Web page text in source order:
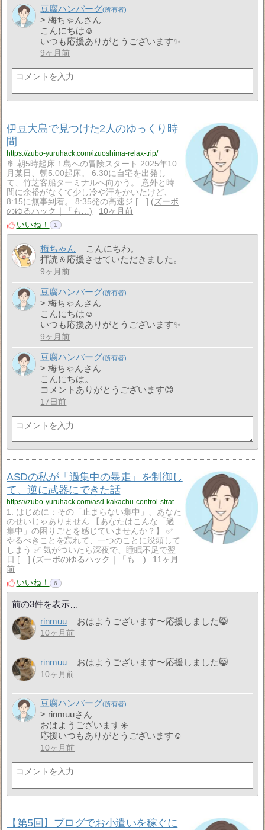
豆腐ハンバーグ
> 梅ちゃんさん
こんにちは☺️
いつも応援ありがとうございます✨
9ヶ月前
伊豆大島で見つけた2人のゆっくり時
間
https://zubo-yuruhack.com/izuoshima-relax-trip/
🚢 朝5時起床！島への冒険スタート 2025年10
月某日、朝5:00起床。 6:30に自宅を出発し
て、竹芝客船ターミナルへ向かう。 意外と時
間に余裕がなくて少し冷や汗をかいたけど、
8:15に無事到着。 8:35発の高速ジ […]
ズーボ
のゆるハック｜「も…
10ヶ月前
いいね！
1
梅ちゃん
こんにちわ。
拝読＆応援させていただきました。
9ヶ月前
豆腐ハンバーグ
> 梅ちゃんさん
こんにちは☺️
いつも応援ありがとうございます✨
9ヶ月前
豆腐ハンバーグ
> 梅ちゃんさん
こんにちは。
コメントありがとうございます😊
17日前
ASDの私が「過集中の暴走」を制御し
て、逆に武器にできた話
https://zubo-yuruhack.com/asd-kakachu-control-strategy/
1. はじめに：その「止まらない集中」、あなた
のせいじゃありません 【あなたはこんな「過
集中」の困りごとを感じていませんか？】 ✅
やるべきことを忘れて、一つのことに没頭して
しまう ✅ 気がついたら深夜で、睡眠不足で翌
日 […]
ズーボのゆるハック｜「も…
11ヶ月
前
いいね！
6
前の3件を表示
rinmuu
おはようございます〜応援しました😸
10ヶ月前
rinmuu おはようございます〜応援しました😸
10ヶ月前
豆腐ハンバーグ
> rinmuuさん
おはようございます☀️
応援いつもありがとうございます☺️
10ヶ月前
【第5回】ブログでお小遣いを稼ぐに